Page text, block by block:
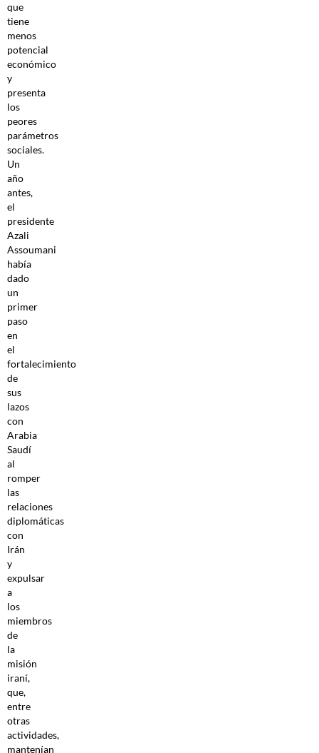
que
tiene
menos
potencial
económico
y
presenta
los
peores
parámetros
sociales.
Un
año
antes,
el
presidente
Azali
Assoumani
había
dado
un
primer
paso
en
el
fortalecimiento
de
sus
lazos
con
Arabia
Saudí
al
romper
las
relaciones
diplomáticas
con
Irán
y
expulsar
a
los
miembros
de
la
misión
iraní,
que,
entre
otras
actividades,
mantenían